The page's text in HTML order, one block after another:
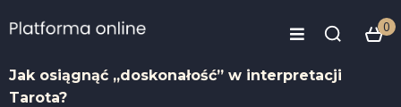
0
Jak osiągnąć „doskonałość” w interpretacji
Tarota?